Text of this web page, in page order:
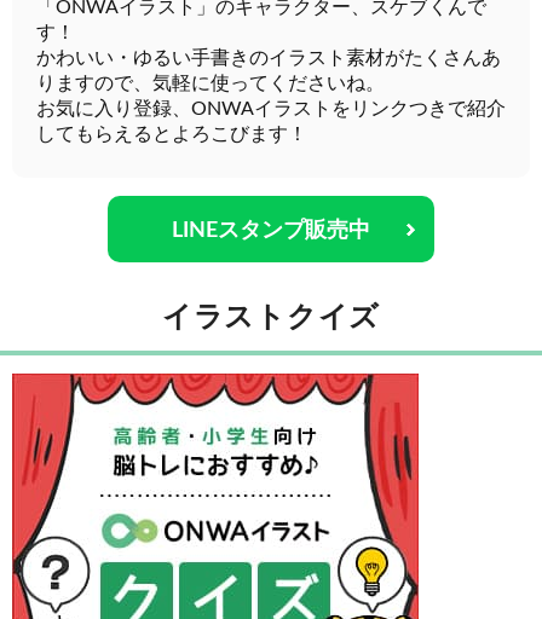
「ONWAイラスト」のキャラクター、スケブくんで
す！
かわいい・ゆるい手書きのイラスト素材がたくさんあ
りますので、気軽に使ってくださいね。
お気に入り登録、ONWAイラストをリンクつきで紹介
してもらえるとよろこびます！
LINEスタンプ販売中
イラストクイズ